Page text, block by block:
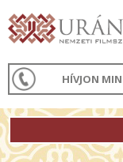
HÍVJON